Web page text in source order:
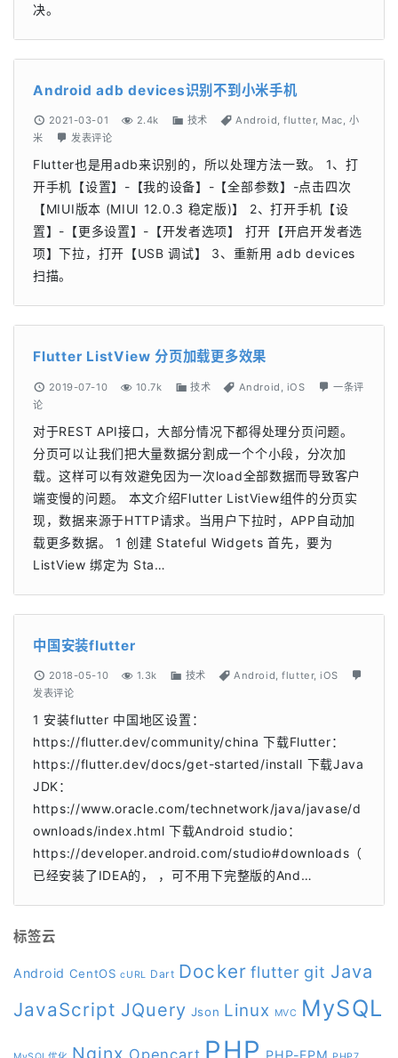
决。
Android adb devices识别不到小米手机
2021-03-01 2.4k 技术 Android,flutter, Mac,小
米
发表评论
Flutter也是用adb来识别的，所以处理方法一致。 1、打
开手机【设置】-【我的设备】-【全部参数】-点击四次
【MIUI版本 (MIUI 12.0.3 稳定版)】 2、打开手机【设
置】-【更多设置】-【开发者选项】 打开【开启开发者选
项】下拉，打开【USB 调试】 3、重新用 adb devices
扫描。
Flutter ListView 分页加载更多效果
2019-07-10 10.7k 技术 Android iOS
一条评
论
对于REST API接口，大部分情况下都得处理分页问题。
分页可以让我们把大量数据分割成一个个小段，分次加
载。这样可以有效避免因为一次load全部数据而导致客户
端变慢的问题。 本文介绍Flutter ListView组件的分页实
现，数据来源于HTTP请求。当用户下拉时，APP自动加
载更多数据。 1 创建 Stateful Widgets 首先，要为
ListView 绑定为 Sta…
中国安装flutter
2018-05-10 1.3k 技术 Android,flutter,iOS
发表评论
1 安装flutter 中国地区设置：
https://flutter.dev/community/china 下载Flutter：
https://flutter.dev/docs/get-started/install 下载Java
JDK：
https://www.oracle.com/technetwork/java/javase/d
ownloads/index.html 下载Android studio：
https://developer.android.com/studio#downloads（
已经安装了IDEA的， ，可不用下完整版的And…
标签云
Android CentOS cURL Dart Docker flutter git Java
JavaScript JQuery Json Linux MVC MySQL
Nginx Opencart PHP PHP-FPM